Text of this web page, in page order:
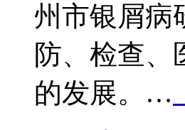
州市银屑病
防、检查、
的发展。…